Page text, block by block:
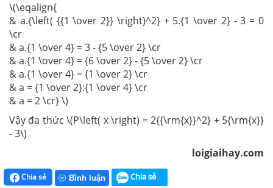
\(\eqalign{
& a.{\left( {{1 \over 2}} \right)^2} + 5.{1 \over 2} - 3 = 0
\cr
& a.{1 \over 4} = 3 - {5 \over 2} \cr
& a.{1 \over 4} = {6 \over 2} - {5 \over 2} \cr
& a.{1 \over 4} = {1 \over 2} \cr
& a = {1 \over 2}:{1 \over 4} \cr
& a = 2 \cr} \)
Vậy đa thức \(P\left( x \right) = 2{{\rm{x}}^2} + 5{\rm{x}}
- 3\)
loigiaihay.com
Chia sẻ Bình luận Chia sẻ